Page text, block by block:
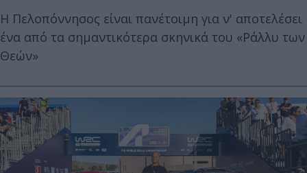
H Πελοπόννησος είναι πανέτοιμη για ν' αποτελέσει
ένα από τα σημαντικότερα σκηνικά του «Ράλλυ των
Θεών»